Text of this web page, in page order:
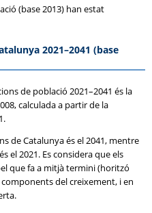
(base 2013) han estat
2021–2041 (base
de població 2021–2041 és la
calculada a partir de la
de Catalunya és el 2041, mentre
el 2021. Es considera que els
que fa a mitjà termini (horitzó
del creixement, i en